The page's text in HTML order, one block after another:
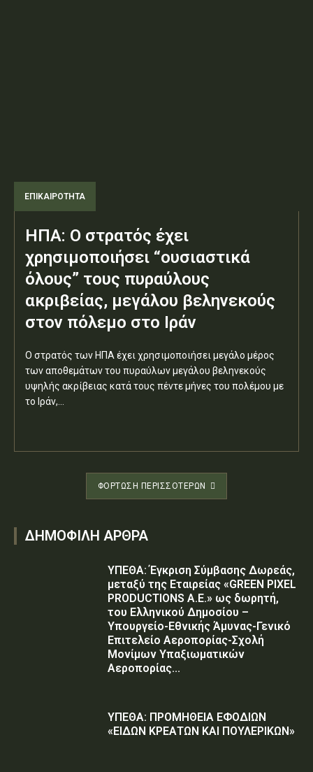
ΕΠΙΚΑΙΡΟΤΗΤΑ
ΗΠΑ: Ο στρατός έχει
χρησιμοποιήσει “ουσιαστικά
όλους” τους πυραύλους
ακριβείας, μεγάλου βεληνεκούς
στον πόλεμο στο Ιράν
Ο στρατός των ΗΠΑ έχει χρησιμοποιήσει μεγάλο μέρος
των αποθεμάτων του πυραύλων μεγάλου βεληνεκούς
υψηλής ακρίβειας κατά τους πέντε μήνες του πολέμου με
το Ιράν,...
ΦΌΡΤΩΣΗ ΠΕΡΙΣΣΟΤΈΡΩΝ
ΔΗΜΟΦΙΛΗ ΑΡΘΡΑ
ΥΠΕΘΑ: Έγκριση Σύμβασης Δωρεάς,
μεταξύ της Εταιρείας «GREEN PIXEL
PRODUCTIONS Α.Ε.» ως δωρητή,
του Ελληνικού Δημοσίου –
Υπουργείο-Εθνικής Άμυνας-Γενικό
Επιτελείο Αεροπορίας-Σχολή
Μονίμων Υπαξιωματικών
Αεροπορίας...
ΥΠΕΘΑ: ΠΡΟΜΗΘΕΙΑ ΕΦΟΔΙΩΝ
«ΕΙΔΩΝ ΚΡΕΑΤΩΝ ΚΑΙ ΠΟΥΛΕΡΙΚΩΝ»